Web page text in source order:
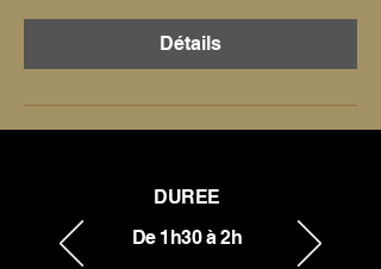
Détails
DUREE
De 1h30 à 2h